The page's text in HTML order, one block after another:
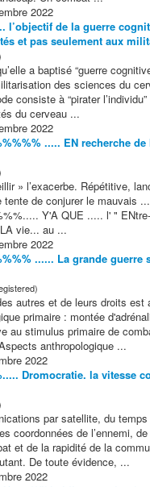
2022
l’objectif de la guerre
et pas seulement aux
a baptisé “guerre
des sciences du
consiste à “pirater
du cerveau ...
2022
..... EN recherche
» l’exacerbe. Répétitive,
tente de conjurer le mauvais
Y'A QUE ..... l' " ENtre-
vie... au ...
2022
...... La grande guerre
autres et de leurs droits est
primaire : montée
au stimulus primaire de
anthropologique ...
2022
Dromocratie. la vitesse
par satellite, du temps
coordonnées de l’ennemi,
et de la rapidité de la
De toute évidence, ...
2022